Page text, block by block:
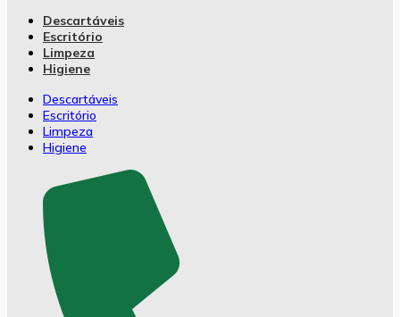
Descartáveis
Escritório
Limpeza
Higiene
Descartáveis
Escritório
Limpeza
Higiene